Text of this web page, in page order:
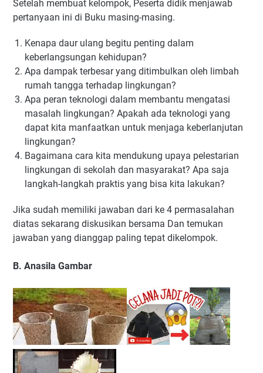
Setelah membuat kelompok, Peserta didik menjawab
pertanyaan ini di Buku masing-masing.
Kenapa daur ulang begitu penting dalam
keberlangsungan kehidupan?
Apa dampak terbesar yang ditimbulkan oleh limbah
rumah tangga terhadap lingkungan?
Apa peran teknologi dalam membantu mengatasi
masalah lingkungan? Apakah ada teknologi yang
dapat kita manfaatkan untuk menjaga keberlanjutan
lingkungan?
Bagaimana cara kita mendukung upaya pelestarian
lingkungan di sekolah dan masyarakat? Apa saja
langkah-langkah praktis yang bisa kita lakukan?
Jika sudah memiliki jawaban dari ke 4 permasalahan
diatas sekarang diskusikan bersama Dan temukan
jawaban yang dianggap paling tepat dikelompok.
B. Anasila Gambar